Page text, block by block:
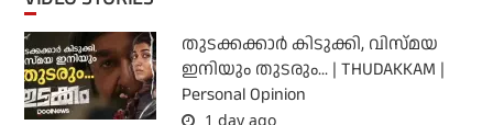
തുടക്കക്കാര്‍ കിടുക്കി, വിസ്മയ
ഇനിയും തുടരും... | THUDAKKAM |
Personal Opinion
1 day ago